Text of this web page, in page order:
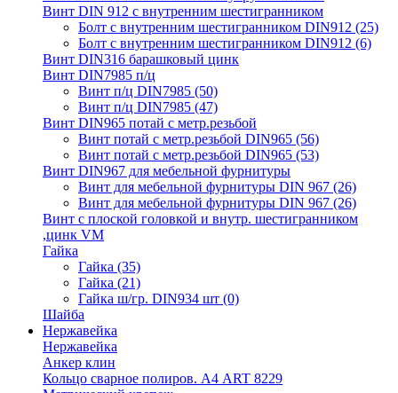
Винт DIN 912 с внутренним шестигранником
Болт с внутренним шестигранником DIN912 (25)
Болт с внутренним шестигранником DIN912 (6)
Винт DIN316 барашковый цинк
Винт DIN7985 п/ц
Винт п/ц DIN7985 (50)
Винт п/ц DIN7985 (47)
Винт DIN965 потай с метр.резьбой
Винт потай с метр.резьбой DIN965 (56)
Винт потай с метр.резьбой DIN965 (53)
Винт DIN967 для мебельной фурнитуры
Винт для мебельной фурнитуры DIN 967 (26)
Винт для мебельной фурнитуры DIN 967 (26)
Винт с плоской головкой и внутр. шестигранником
,цинк VM
Гайка
Гайка (35)
Гайка (21)
Гайка ш/гр. DIN934 шт (0)
Шайба
Нержавейка
Нержавейка
Анкер клин
Кольцо сварное полиров. А4 ART 8229